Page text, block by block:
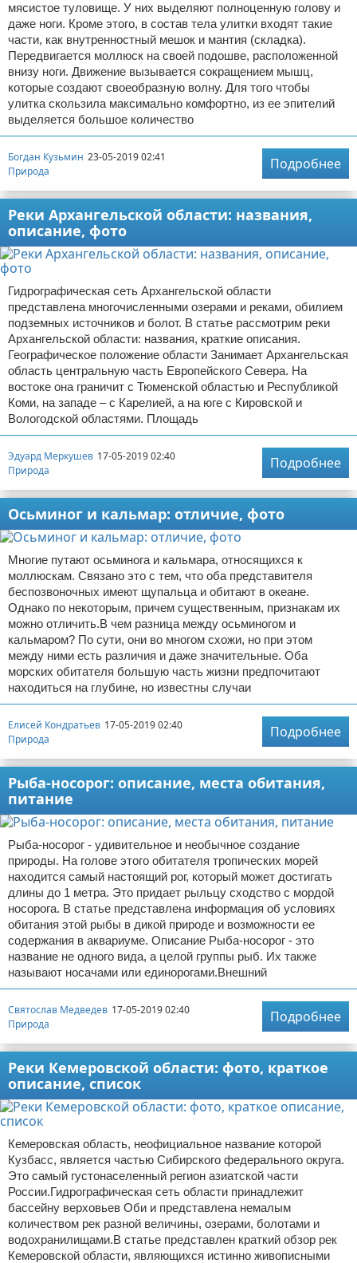
мясистое туловище. У них выделяют полноценную голову и
даже ноги. Кроме этого, в состав тела улитки входят такие
части, как внутренностный мешок и мантия (складка).
Передвигается моллюск на своей подошве, расположенной
внизу ноги. Движение вызывается сокращением мышц,
которые создают своеобразную волну. Для того чтобы
улитка скользила максимально комфортно, из ее эпителий
выделяется большое количество
Богдан Кузьмин 23-05-2019 02:41
Природа
Подробнее
Реки Архангельской области: названия,
описание, фото
Гидрографическая сеть Архангельской области
представлена многочисленными озерами и реками, обилием
подземных источников и болот. В статье рассмотрим реки
Архангельской области: названия, краткие описания.
Географическое положение области Занимает Архангельская
область центральную часть Европейского Севера. На
востоке она граничит с Тюменской областью и Республикой
Коми, на западе – с Карелией, а на юге с Кировской и
Вологодской областями. Площадь
Эдуард Меркушев 17-05-2019 02:40
Природа
Подробнее
Осьминог и кальмар: отличие, фото
Многие путают осьминога и кальмара, относящихся к
моллюскам. Связано это с тем, что оба представителя
беспозвоночных имеют щупальца и обитают в океане.
Однако по некоторым, причем существенным, признакам их
можно отличить.В чем разница между осьминогом и
кальмаром? По сути, они во многом схожи, но при этом
между ними есть различия и даже значительные. Оба
морских обитателя большую часть жизни предпочитают
находиться на глубине, но известны случаи
Елисей Кондратьев 17-05-2019 02:40
Природа
Подробнее
Рыба-носорог: описание, места обитания,
питание
Рыба-носорог - удивительное и необычное создание
природы. На голове этого обитателя тропических морей
находится самый настоящий рог, который может достигать
длины до 1 метра. Это придает рыльцу сходство с мордой
носорога. В статье представлена информация об условиях
обитания этой рыбы в дикой природе и возможности ее
содержания в аквариуме. Описание Рыба-носорог - это
название не одного вида, а целой группы рыб. Их также
называют носачами или единорогами.Внешний
Святослав Медведев 17-05-2019 02:40
Природа
Подробнее
Реки Кемеровской области: фото, краткое
описание, список
Кемеровская область, неофициальное название которой
Кузбасс, является частью Сибирского федерального округа.
Это самый густонаселенный регион азиатской части
России.Гидрографическая сеть области принадлежит
бассейну верховьев Оби и представлена немалым
количеством рек разной величины, озерами, болотами и
водохранилищами.В статье представлен краткий обзор рек
Кемеровской области, являющихся истинно живописными